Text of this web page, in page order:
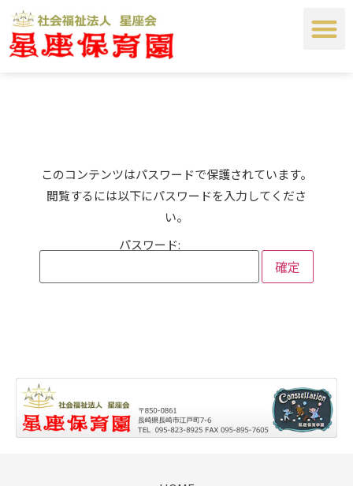
このコンテンツはパスワードで保護されています。
閲覧するには以下にパスワードを入力してくださ
い。
パスワード: